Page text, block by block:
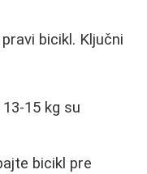
bicikl. Ključni
15 kg su
bicikl pre